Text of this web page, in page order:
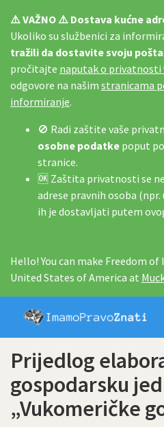
⚠️ VAŽNO ⚠️ Dostava kućne
Ukoliko su službenici za
tražili da dostavite svoju
pročitajte naputak o privatnosti
odgovore na našim stranicama
informiranje.
🚫 Radi zaštite vaše
osobne podatke poput
stranice.
🆗 Zaštita privatnosti se
adrese pravnih osoba
ih je dostavljati putem
Hello! You can make Freedom
United States of America at
Prijedlog
gospodarsku
„Vukomeričke